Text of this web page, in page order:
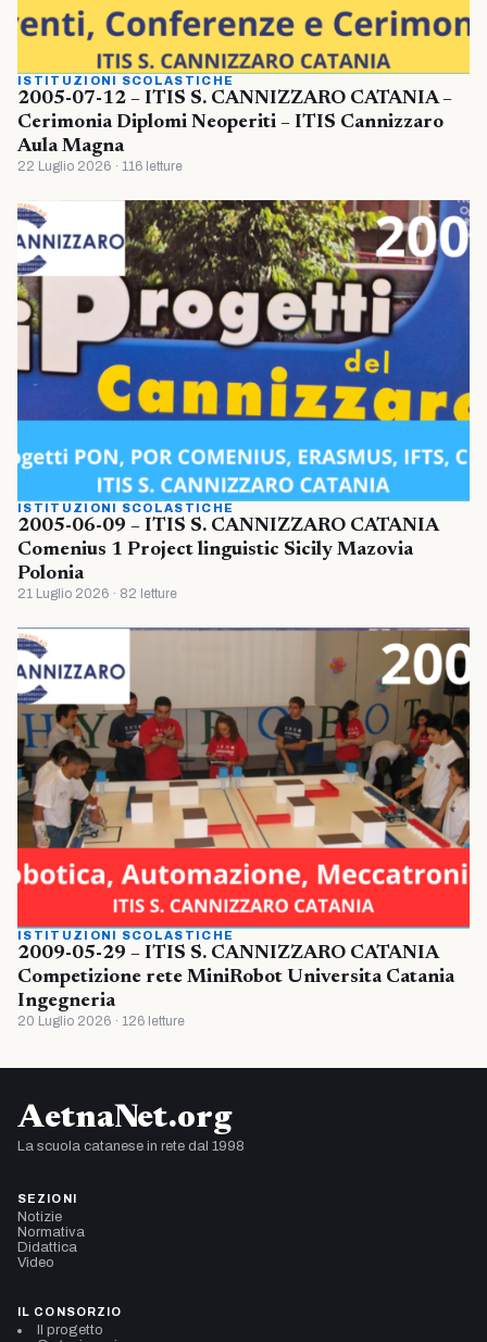
ISTITUZIONI SCOLASTICHE
2005-07-12 – ITIS S. CANNIZZARO CATANIA –
Cerimonia Diplomi Neoperiti – ITIS Cannizzaro
Aula Magna
22 Luglio 2026 · 116 letture
ISTITUZIONI SCOLASTICHE
2005-06-09 – ITIS S. CANNIZZARO CATANIA
Comenius 1 Project linguistic Sicily Mazovia
Polonia
21 Luglio 2026 · 82 letture
ISTITUZIONI SCOLASTICHE
2009-05-29 – ITIS S. CANNIZZARO CATANIA
Competizione rete MiniRobot Universita Catania
Ingegneria
20 Luglio 2026 · 126 letture
AetnaNet.org
La scuola catanese in rete dal 1998
SEZIONI
Notizie
Normativa
Didattica
Video
IL CONSORZIO
Il progetto